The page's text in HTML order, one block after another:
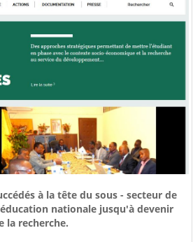
à la tête du sous - secteur de
nationale jusqu'à devenir
la recherche.